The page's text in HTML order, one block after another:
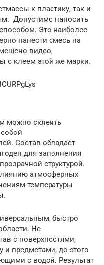
к пластику, так и
Допустимо наносить
Это наиболее
нанести смесь на
видео,
с клеем этой же марки.
можно склеить
Состав обладает
для заполнения
структурой.
атмосферных
температуры
быстро
Не
с поверхностями,
и предметами, до этого
с водой. Результат